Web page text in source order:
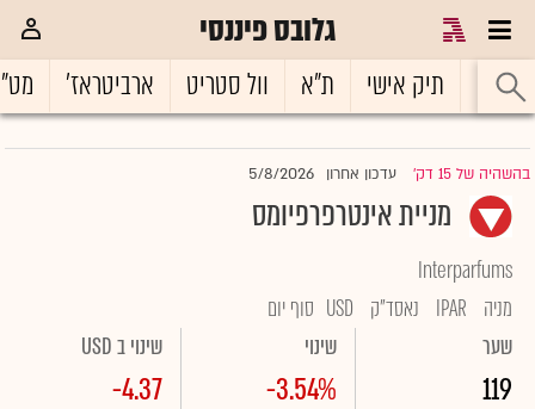
גלובס פיננסי
ראשי תיק אישי ת"א וול סטריט ארביטראז'
בהשהיה של 15 דק' |עדכון אחרון 5/8/2026
מניית אינטרפרפיומס
Interparfums
מניה
IPAR נאסד"ק USD סוף יום
שער
119
שינוי
-3.54%
שינוי ב USD
-4.37